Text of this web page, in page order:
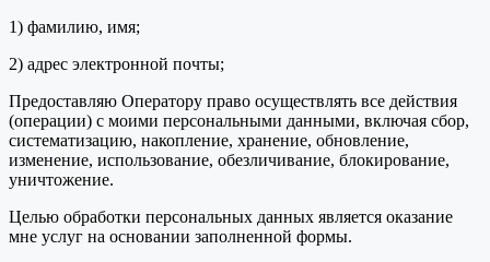
1) фамилию, имя;
2) адрес электронной почты;
Предоставляю Оператору право осуществлять все действия
(операции) с моими персональными данными, включая сбор,
систематизацию, накопление, хранение, обновление,
изменение, использование, обезличивание, блокирование,
уничтожение.
Целью обработки персональных данных является оказание
мне услуг на основании заполненной формы.